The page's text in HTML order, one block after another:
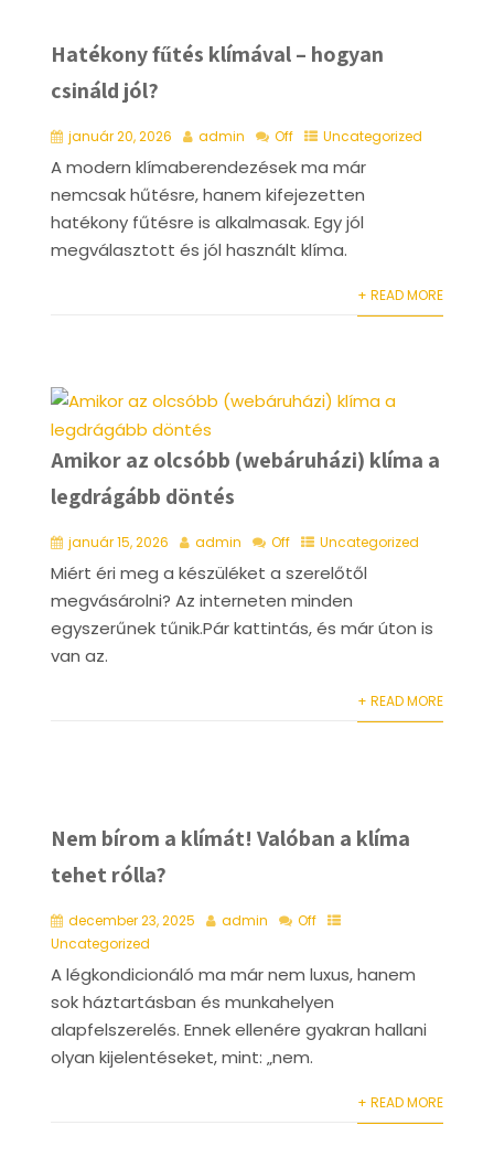
Hatékony fűtés klímával – hogyan
csináld jól?
január 20, 2026 admin Off Uncategorized
A modern klímaberendezések ma már
nemcsak hűtésre, hanem kifejezetten
hatékony fűtésre is alkalmasak. Egy jól
megválasztott és jól használt klíma.
+ READ MORE
Amikor az olcsóbb (webáruházi) klíma a
legdrágább döntés
január 15, 2026 admin Off Uncategorized
Miért éri meg a készüléket a szerelőtől
megvásárolni? Az interneten minden
egyszerűnek tűnik.Pár kattintás, és már úton is
van az.
+ READ MORE
Nem bírom a klímát! Valóban a klíma
tehet rólla?
december 23, 2025 admin
Off
Uncategorized
A légkondicionáló ma már nem luxus, hanem
sok háztartásban és munkahelyen
alapfelszerelés. Ennek ellenére gyakran hallani
olyan kijelentéseket, mint: „nem.
+ READ MORE